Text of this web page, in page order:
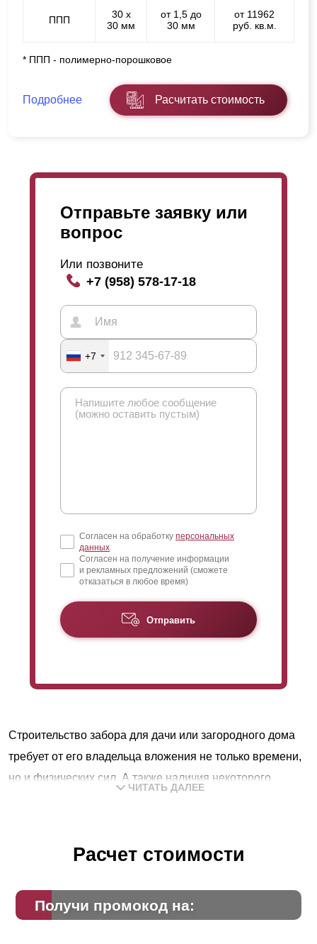
ППП
30 х
30 мм
от 1,5 до
30 мм
от 11962
руб. кв.м.
* ППП - полимерно-порошковое
Подробнее Расчитать стоимость
Отправьте заявку или
вопрос
Или позвоните
+7 (958) 578-17-18
+7
Согласен на обработку персональных
данных
Согласен на получение информации
и рекламных предложений (сможете
отказаться в любое время)
Отправить
Строительство забора для дачи или загородного дома
требует от его владельца вложения не только времени,
но и физических сил. А также наличия некоторого
которые умеют все делать своими руками,
Но не у всех людей есть такой опыт и такие знания. И
ЧИТАТЬ ДАЛЕЕ
Расчет стоимости
Получи промокод на: